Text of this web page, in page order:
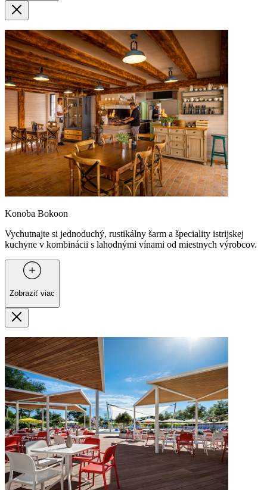
Konoba Bokoon
Vychutnajte si jednoduchý, rustikálny šarm a špeciality istrijskej
kuchyne v kombinácii s lahodnými vínami od miestnych výrobcov.
Zobraziť viac